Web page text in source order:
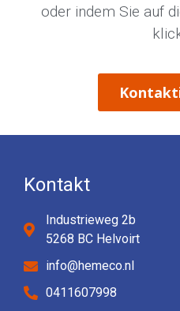
oder indem Sie auf
Kontakt
Industrieweg 2b
5268 BC Helvoirt
info@hemeco.nl
0411607998